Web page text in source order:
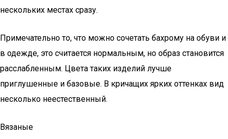
нескольких местах сразу.
Примечательно то, что можно сочетать бахрому на обуви и
в одежде, это считается нормальным, но образ становится
расслабленным. Цвета таких изделий лучше
приглушенные и базовые. В кричащих ярких оттенках вид
несколько неестественный.
Вязаные